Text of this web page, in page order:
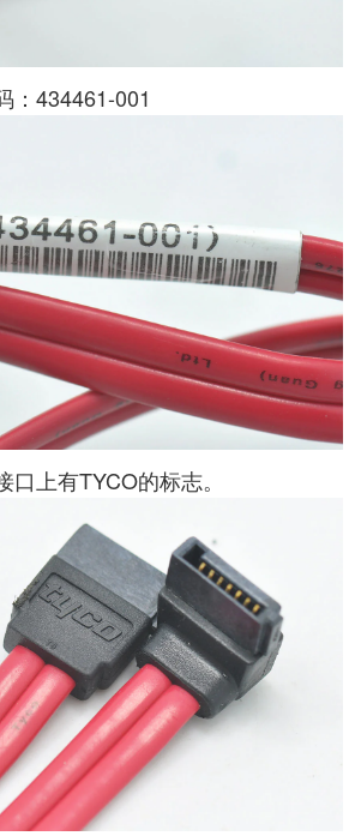
：434461-001
上有TYCO的标志。